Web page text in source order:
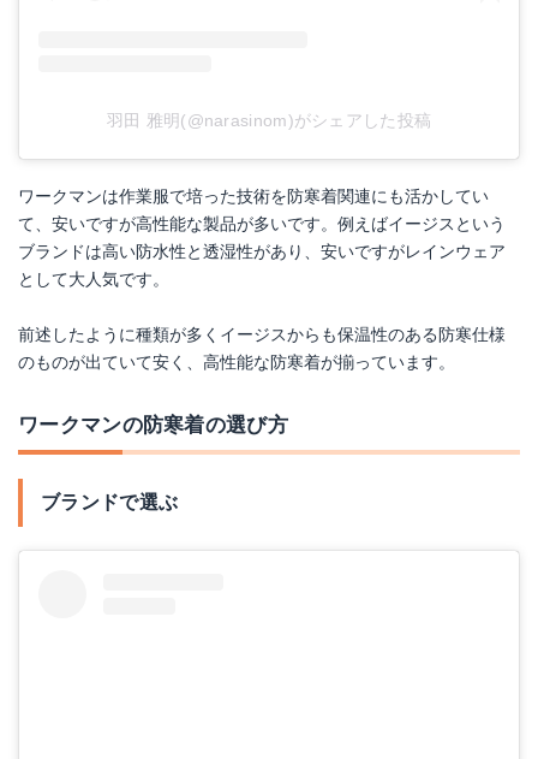
羽田 雅明(@narasinom)がシェアした投稿
ワークマンは作業服で培った技術を防寒着関連にも活かしてい
て、安いですが高性能な製品が多いです。例えばイージスという
ブランドは高い防水性と透湿性があり、安いですがレインウェア
として大人気です。
前述したように種類が多くイージスからも保温性のある防寒仕様
のものが出ていて安く、高性能な防寒着が揃っています。
ワークマンの防寒着の選び方
ブランドで選ぶ